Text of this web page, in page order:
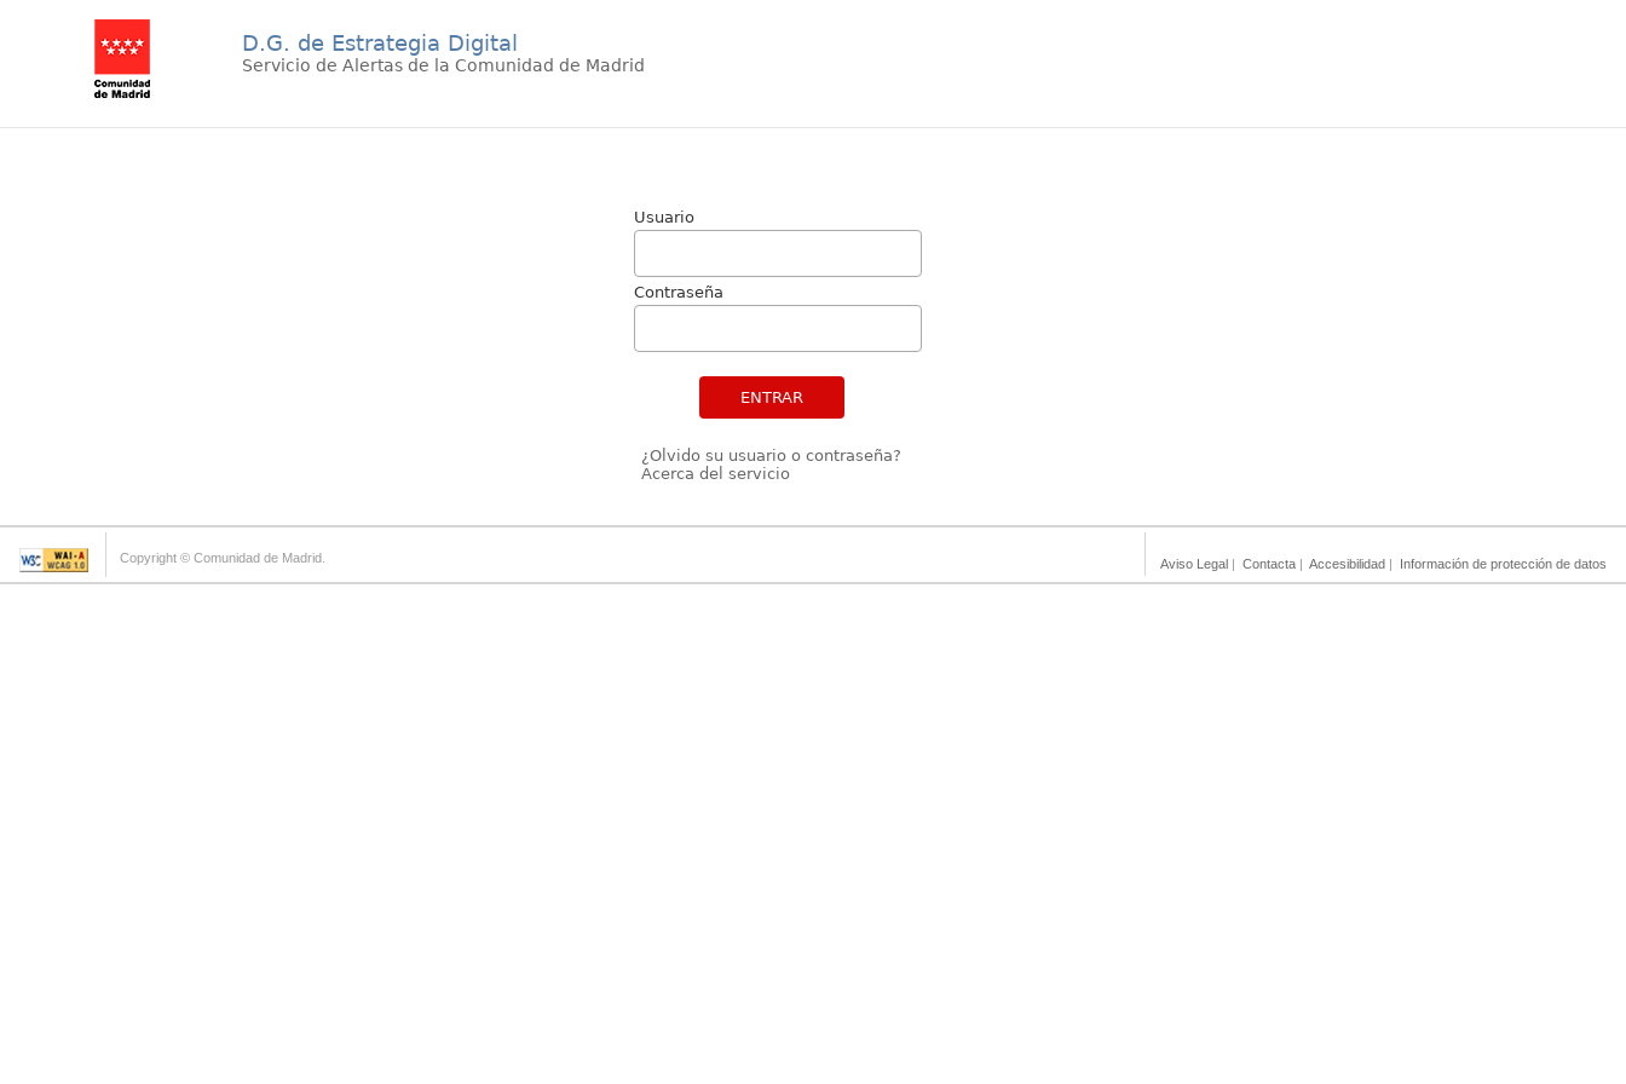
D.G. de Estrategia Digital
Servicio de Alertas de la Comunidad de Madrid
Usuario
Contraseña
ENTRAR
¿Olvido su usuario o contraseña?
Acerca del servicio
Copyright © Comunidad de Madrid. Aviso Legal | Contacta | Accesibilidad | Información de protección de datos